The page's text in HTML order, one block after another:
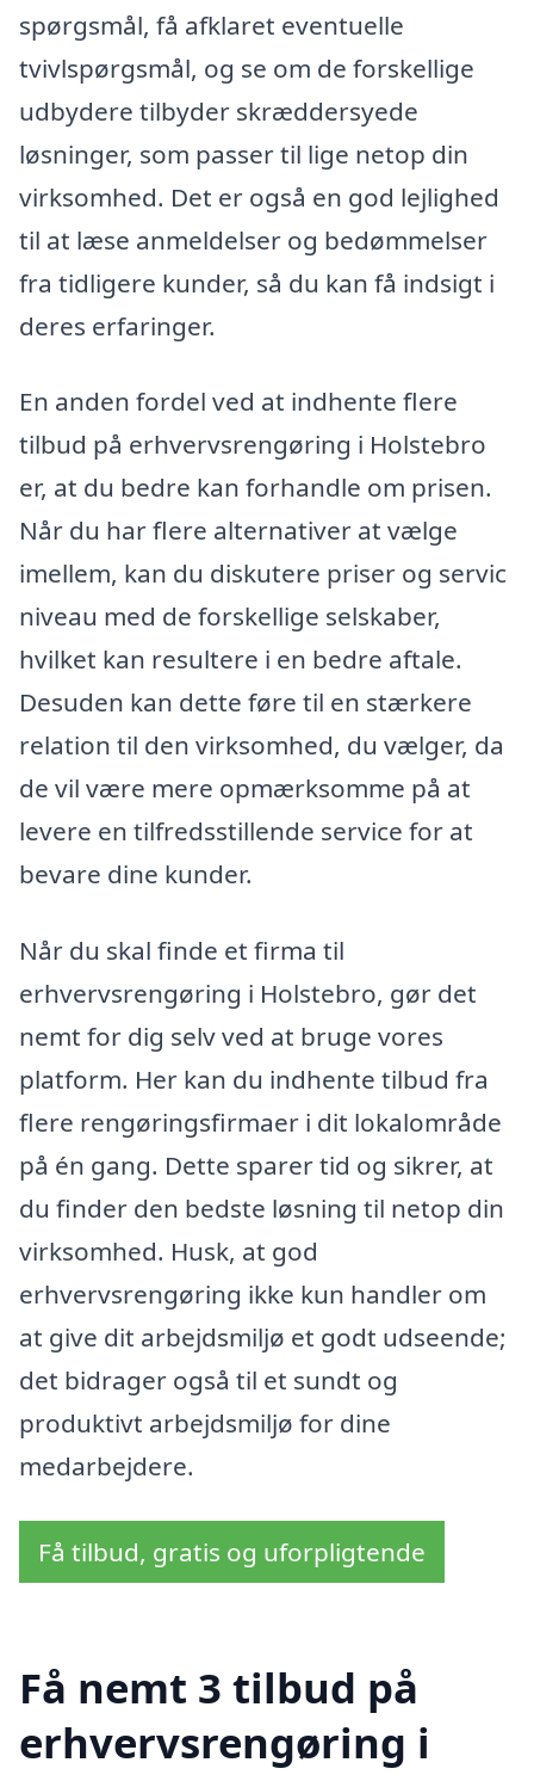
spørgsmål, få afklaret eventuelle
tvivlspørgsmål, og se om de forskellige
udbydere tilbyder skræddersyede
løsninger, som passer til lige netop din
virksomhed. Det er også en god lejlighed
til at læse anmeldelser og bedømmelser
fra tidligere kunder, så du kan få indsigt i
deres erfaringer.
En anden fordel ved at indhente flere
tilbud på erhvervsrengøring i Holstebro
er, at du bedre kan forhandle om prisen.
Når du har flere alternativer at vælge
imellem, kan du diskutere priser og servic
niveau med de forskellige selskaber,
hvilket kan resultere i en bedre aftale.
Desuden kan dette føre til en stærkere
relation til den virksomhed, du vælger, da
de vil være mere opmærksomme på at
levere en tilfredsstillende service for at
bevare dine kunder.
Når du skal finde et firma til
erhvervsrengøring i Holstebro, gør det
nemt for dig selv ved at bruge vores
platform. Her kan du indhente tilbud fra
flere rengøringsfirmaer i dit lokalområde
på én gang. Dette sparer tid og sikrer, at
du finder den bedste løsning til netop din
virksomhed. Husk, at god
erhvervsrengøring ikke kun handler om
at give dit arbejdsmiljø et godt udseende;
det bidrager også til et sundt og
produktivt arbejdsmiljø for dine
medarbejdere.
Få tilbud, gratis og uforpligtende
Få nemt 3 tilbud på
erhvervsrengøring i